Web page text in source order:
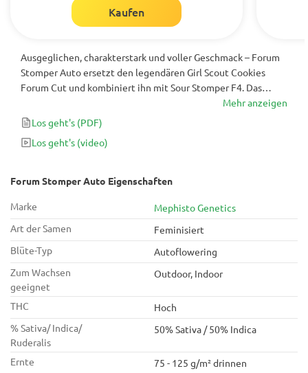
Kaufen
Ausgeglichen, charakterstark und voller Geschmack – Forum
Stomper Auto ersetzt den legendären Girl Scout Cookies
Forum Cut und kombiniert ihn mit Sour Stomper F4. Das
Ergebnis ist ein Hybrid mit ausgeglichenem 50/50 Indica-
Sativa-Verhältnis und einem fruchtig-würzig-funkigen
Geschmacksprofil. Diese kompakte Pflanze eignet sich
perfekt für gesellige Sessions, entspannte Abende und alle
schnell wachsenden Format suchen.
Mehr anzeigen
Los geht's (PDF)
Los geht's (video)
Forum Stomper Auto Eigenschaften
Marke
Mephisto Genetics
Art der Samen
Feminisiert
Blüte-Typ
Autoflowering
Zum Wachsen
geeignet
Outdoor, Indoor
THC
Hoch
% Sativa/ Indica/
Ruderalis
50% Sativa / 50% Indica
Ernte
75 - 125 g/m² drinnen